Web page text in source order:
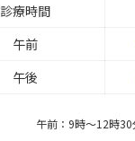
診療時間
午前
午後
午前：9時～12時